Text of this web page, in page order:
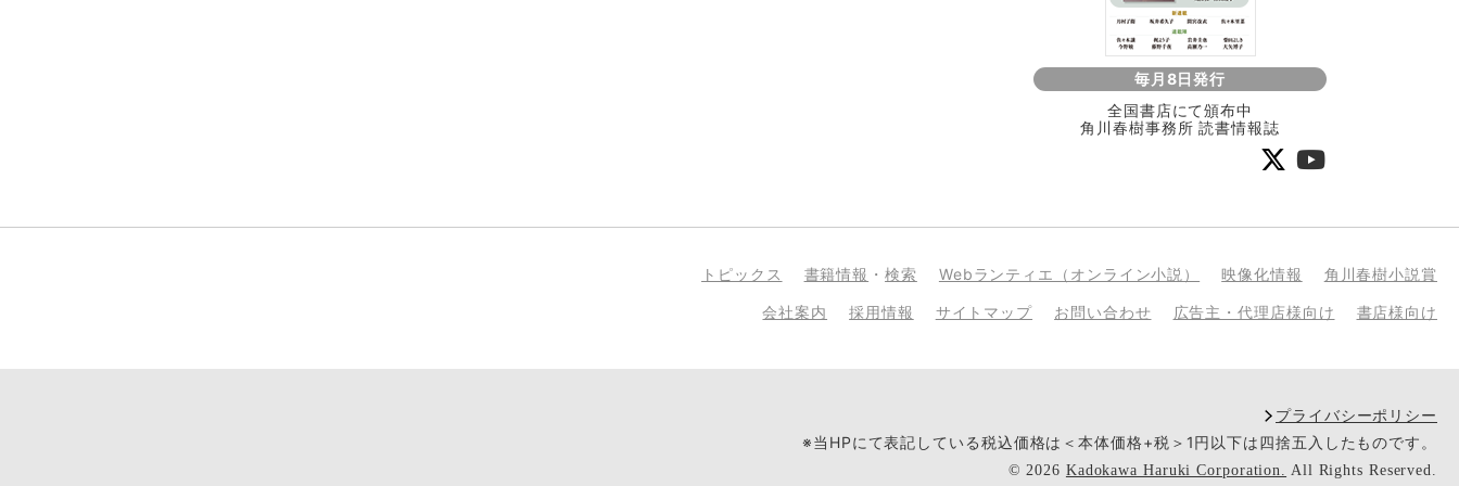
毎月8日発行
全国書店にて頒布中
角川春樹事務所 読書情報誌
トピックス 書籍情報 ・検索 Webランティエ（オンライン小説） 映像化情報 角川春樹小説賞
会社案内 採用情報 サイトマップ お問い合わせ 広告主・代理店様向け 書店様向け
プライバシーポリシー
※当HPにて表記している税込価格は＜本体価格+税＞1円以下は四捨五入したものです。
© 2026 Kadokawa Haruki Corporation. All Rights Reserved.